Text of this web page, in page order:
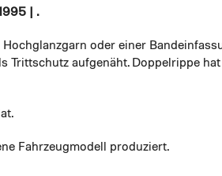
| .
oder einer
Trittschutz aufgenäht. Doppelrippe
Fahrzeugmodell produziert.